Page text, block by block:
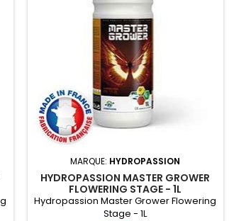
MARQUE: HYDROPASSION
HYDROPASSION MASTER GROWER
FLOWERING STAGE - 1L
Hydropassion Master Grower Flowering
Stage - 1L